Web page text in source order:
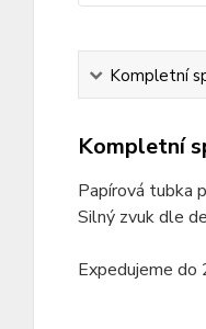
Kompletní
Kompletní
Papírová tubka
Silný zvuk dle
Expedujeme do